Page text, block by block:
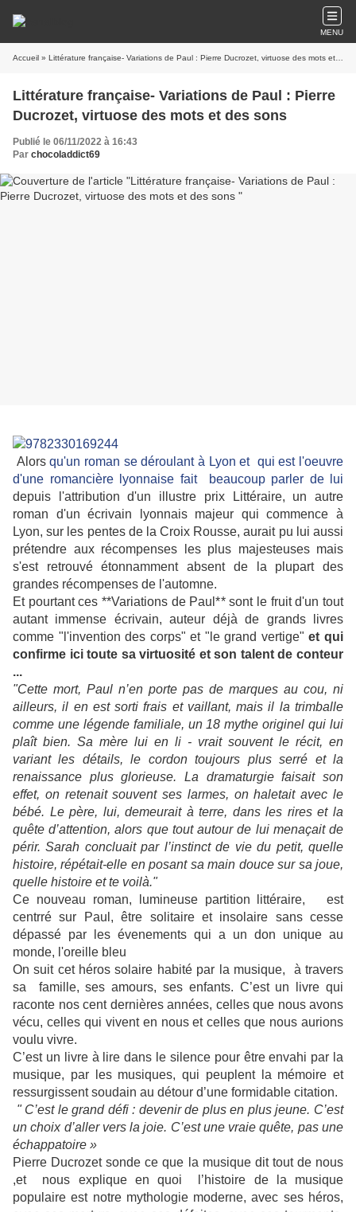
MENU
Accueil » Littérature française- Variations de Paul : Pierre Ducrozet, virtuose des mots et des sons
Littérature française- Variations de Paul : Pierre
Ducrozet, virtuose des mots et des sons
Publié le 06/11/2022 à 16:43
Par chocoladdict69
Alorsqu'un roman se déroulant à Lyon et qui est l'oeuvre
d'une romancière lyonnaise fait beaucoup parler de lui
depuis l'attribution d'un illustre prix Littéraire, un autre
roman d'un écrivain lyonnais majeur qui commence à
Lyon, sur les pentes de la Croix Rousse, aurait pu lui aussi
prétendre aux récompenses les plus majesteuses mais
s'est retrouvé étonnamment absent de la plupart des
grandes récompenses de l'automne.
Et pourtant ces **Variations de Paul** sont le fruit d'un tout
autant immense écrivain, auteur déjà de grands livres
comme "l'invention des corps" et "le grand vertige"et qui
confirme ici toute sa virtuosité et son talent de conteur
...
"Cette mort, Paul n’en porte pas de marques au cou, ni
ailleurs, il en est sorti frais et vaillant, mais il la trimballe
comme une légende familiale, un 18 mythe originel qui lui
plaît bien. Sa mère lui en li - vrait souvent le récit, en
variant les détails, le cordon toujours plus serré et la
renaissance plus glorieuse. La dramaturgie faisait son
effet, on retenait souvent ses larmes, on haletait avec le
bébé. Le père, lui, demeurait à terre, dans les rires et la
quête d’attention, alors que tout autour de lui menaçait de
périr. Sarah concluait par l’instinct de vie du petit, quelle
histoire, répétait-elle en posant sa main douce sur sa joue,
quelle histoire et te voilà."
Ce nouveau roman, lumineuse partition littéraire, est
centrré sur Paul, être solitaire et insolaire sans cesse
dépassé par les évenements qui a un don unique au
monde, l'oreille bleu
On suit cet héros solaire habité par la musique, à travers
sa famille, ses amours, ses enfants. C’est un livre qui
raconte nos cent dernières années, celles que nous avons
vécu, celles qui vivent en nous et celles que nous aurions
voulu vivre.
C’est un livre à lire dans le silence pour être envahi par la
musique, par les musiques, qui peuplent la mémoire et
ressurgissent soudain au détour d’une formidable citation.
" C’est le grand défi : devenir de plus en plus jeune. C’est
un choix d’aller vers la joie. C’est une vraie quête, pas une
échappatoire »
Pierre Ducrozet sonde ce que l a musique dit tout de nous
,et nous explique en quoi l’histoire de la musique
populaire est notre mythologie moderne, avec ses héros,